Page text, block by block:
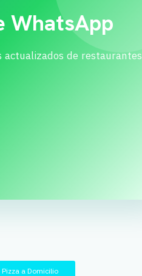
WhatsApp
actualizados de restaurantes
Pizza a Domicilio